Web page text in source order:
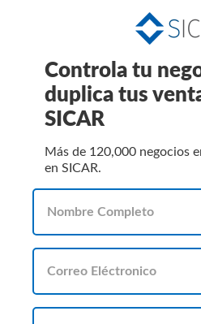
Controla tu
duplica tus
SICAR
Más de 120,000 negocios
en SICAR.